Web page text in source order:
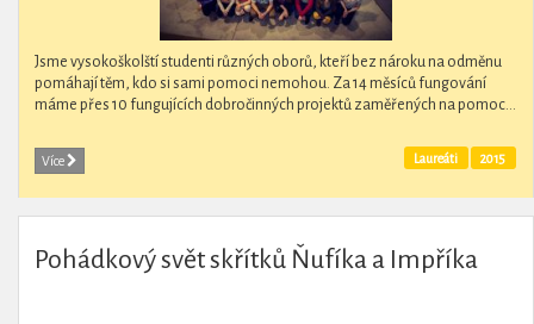
Jsme vysokoškolští studenti různých oborů, kteří bez nároku na odměnu
pomáhají těm, kdo si sami pomoci nemohou. Za 14 měsíců fungování
máme přes 10 fungujících dobročinných projektů zaměřených na pomoc...
Více 2015
Laureáti
Pohádkový svět skřítků Ňufíka a Impříka